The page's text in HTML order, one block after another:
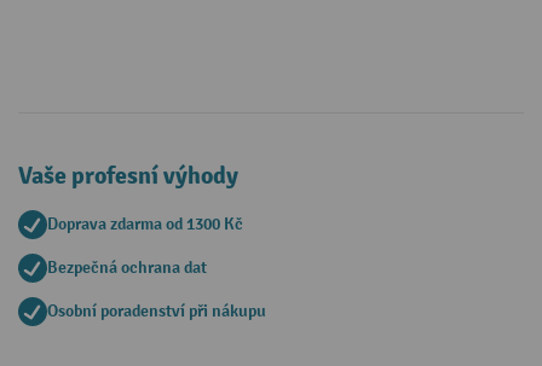
Vaše profesní výhody
Doprava zdarma od 1300 Kč
Bezpečná ochrana dat
Osobní poradenství při nákupu